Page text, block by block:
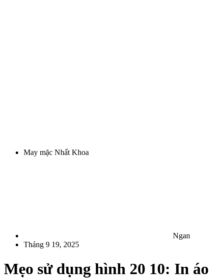
May mặc Nhất Khoa
Ngan
Tháng 9 19, 2025
Mẹo sử dụng hình 20 10: In áo